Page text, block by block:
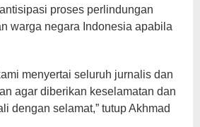
proses perlindungan
warga negara Indonesia apabila
menyertai seluruh jurnalis dan
agar diberikan keselamatan dan
dengan selamat,” tutup Akhmad